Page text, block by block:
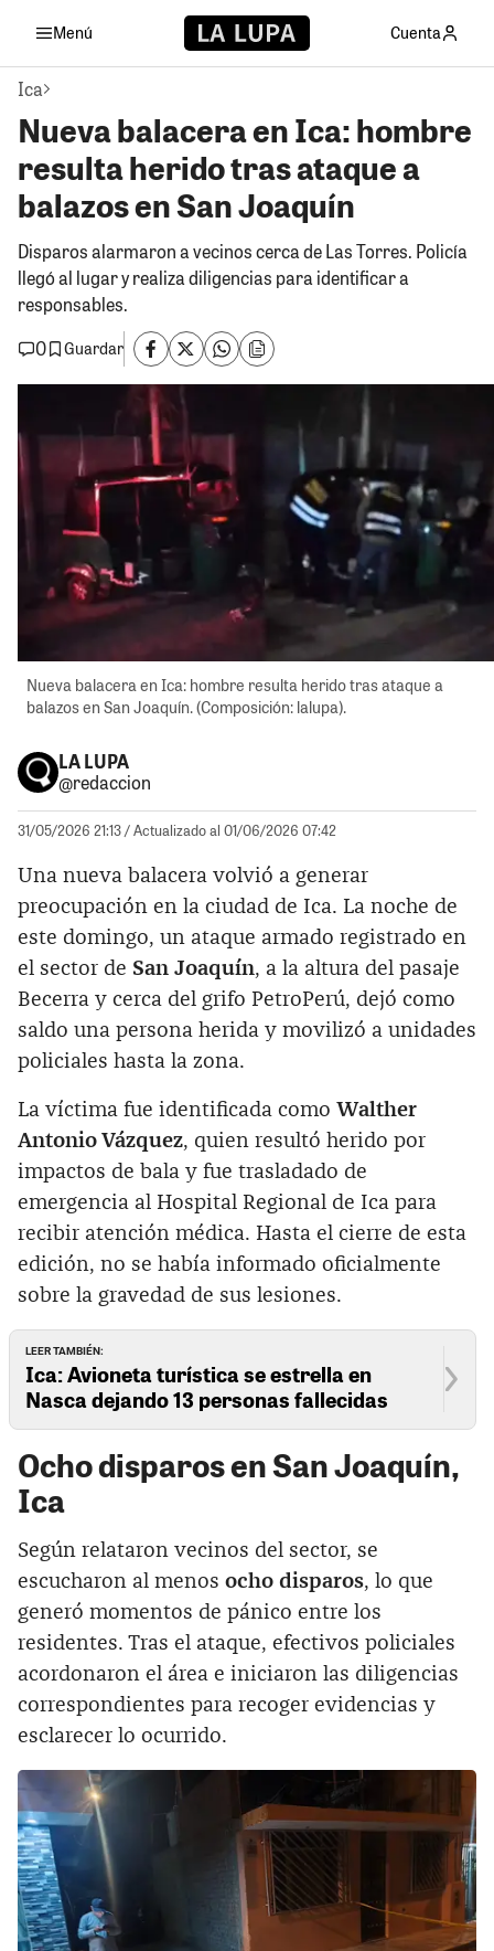
Menú Cuenta
Ica
Nueva balacera en Ica: hombre
resulta herido tras ataque a
balazos en San Joaquín
Disparos alarmaron a vecinos cerca de Las Torres. Policía
llegó al lugar y realiza diligencias para identificar a
responsables.
0
Guardar
Nueva balacera en Ica: hombre resulta herido tras ataque a
balazos en San Joaquín. (Composición: lalupa).
LA LUPA
@redaccion
31/05/2026 21:13/ Actualizado al 01/06/2026 07:42
Una nueva balacera volvió a generar
preocupación en la ciudad de Ica. La noche de
este domingo, un ataque armado registrado en
el sector de San Joaquín, a la altura del pasaje
Becerra y cerca del grifo PetroPerú, dejó como
saldo una persona herida y movilizó a unidades
policiales hasta la zona.
La víctima fue identificada como Walther
Antonio Vázquez, quien resultó herido por
impactos de bala y fue trasladado de
emergencia al Hospital Regional de Ica para
recibir atención médica. Hasta el cierre de esta
edición, no se había informado oficialmente
sobre la gravedad de sus lesiones.
LEER TAMBIÉN:
Ica: Avioneta turística se estrella en
Nasca dejando 13 personas fallecidas
Ocho disparos en San Joaquín,
Ica
Según relataron vecinos del sector, se
escucharon al menos ocho disparos, lo que
generó momentos de pánico entre los
residentes. Tras el ataque, efectivos policiales
acordonaron el área e iniciaron las diligencias
correspondientes para recoger evidencias y
esclarecer lo ocurrido.